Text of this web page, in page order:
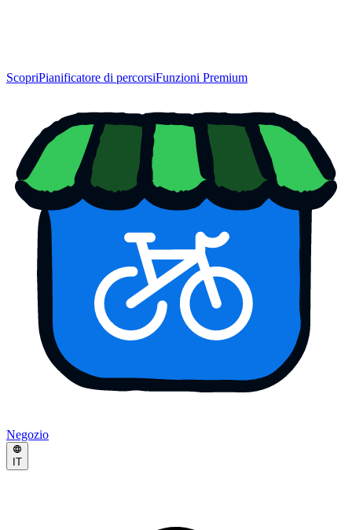
ScopriPianificatore di percorsiFunzioni Premium
Negozio
IT